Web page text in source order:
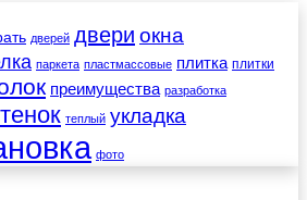
дверей двери окна
паркета пластмассовые плитка плитки
преимущества разработка
теплый укладка
фото